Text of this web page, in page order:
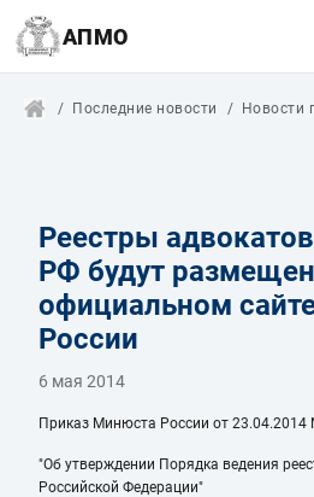
АПМО
Последние новости Новости
Реестры
РФ будут
официальном
России
6 мая 2014
Приказ Минюста России от 23.04.2014
"Об утверждении Порядка ведения
Российской Федерации"